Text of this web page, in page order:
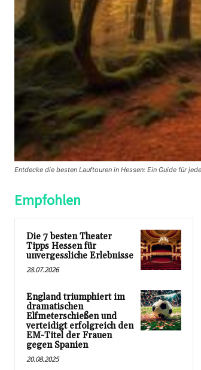
Entdecke die besten Lauftouren in Hessen: Ein Guide für
Empfohlen
Die 7 besten Theater
Tipps Hessen für
unvergessliche Erlebnisse
28.07.2026
England triumphiert im
dramatischen
Elfmeterschießen und
verteidigt erfolgreich den
EM-Titel der Frauen
gegen Spanien
20.08.2025